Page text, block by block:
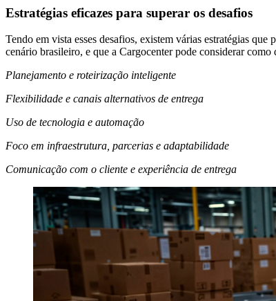
Estratégias eficazes para superar os desafios
Tendo em vista esses desafios, existem várias estratégias
cenário brasileiro, e que a Cargocenter pode considerar como
Planejamento e roteirização inteligente
Flexibilidade e canais alternativos de entrega
Uso de tecnologia e automação
Foco em infraestrutura, parcerias e adaptabilidade
Comunicação com o cliente e experiência de entrega